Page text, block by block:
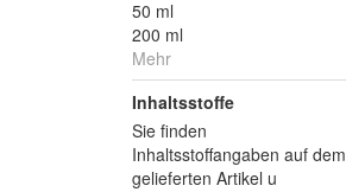
50 ml
200 ml
Mehr
Inhaltsstoffe
Sie finden
Inhaltsstoffangaben auf dem
gelieferten Artikel u